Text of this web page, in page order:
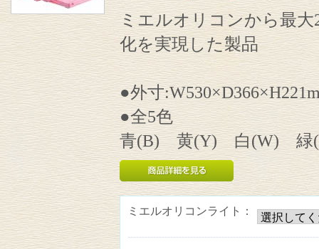
ミエルオリコンから最大
化を実現した製品
●外寸
●全5色
青(B) 黄(Y) 白(W) 緑
ミエルオリコンライト：